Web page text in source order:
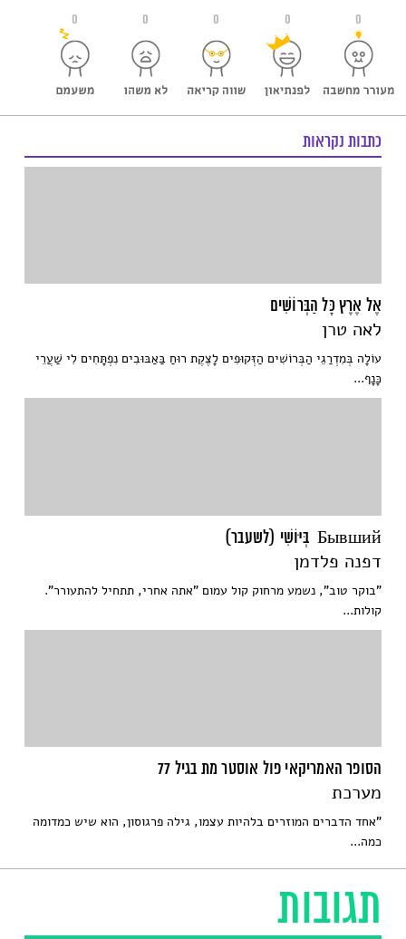
0 0 0 0 0
תגובות
כתבות נקראות
אֶל אֶרֶץ כָּל הַבְּרוֹשִׁים
לאה טרן
עוֹלָה בְּמִדְרַגֵי הַבְּרוֹשִׁים הַזְּקוּפִים לָצֶקֶת רוּחַ בַּאַבּוּבִים נִפְתָּחִים לִי שַׁעֲרֵי
כָּנָף...
Бывший בְּיּוֹשִׁי (לשעבר)
דפנה פלדמן
"בוקר טוב", נשמע מרחוק קול עמום "אתה אחרי, תתחיל להתעורר".
קולות...
הסופר האמריקאי פול אוסטר מת בגיל 77
מערכת
"אחד הדברים המוזרים בלהיות עצמו, גילה פרגוסון, הוא שיש כמדומה
כמה...